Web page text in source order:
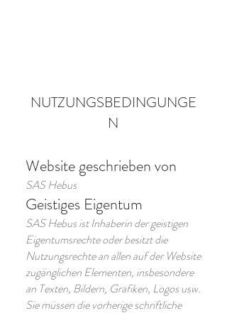
NUTZUNGSBEDINGUNGE
N
Website geschrieben von
SAS Hebus
Geistiges Eigentum
SAS Hebus ist Inhaberin der geistigen
Eigentumsrechte oder besitzt die
Nutzungsrechte an allen auf der Website
zugänglichen Elementen, insbesondere
an Texten, Bildern, Grafiken, Logos usw.
Sie müssen die vorherige schriftliche